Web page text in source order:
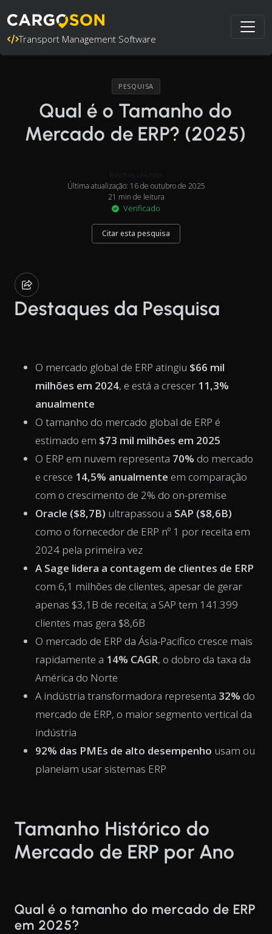
Transport Management Software
PESQUISA
Qual é o Tamanho do
Mercado de ERP? (2025)
Rasmus Leichter
Última atualização: 16 de outubro de 2025
21 min de leitura
Verificado
Citar esta pesquisa
Destaques da Pesquisa
O mercado global de ERP atingiu $66 mil
milhões em 2024, e está a crescer 11,3%
anualmente
O tamanho do mercado global de ERP é
estimado em $73 mil milhões em 2025
O ERP em nuvem representa 70% do mercado
e cresce 14,5% anualmente em comparação
com o crescimento de 2% do on-premise
Oracle ($8,7B) ultrapassou a SAP ($8,6B)
como o fornecedor de ERP nº 1 por receita em
2024 pela primeira vez
A Sage lidera a contagem de clientes de ERP
com 6,1 milhões de clientes, apesar de gerar
apenas $3,1B de receita; a SAP tem 141.399
clientes mas gera $8,6B
O mercado de ERP da Ásia-Pacífico cresce mais
rapidamente a 14% CAGR, o dobro da taxa da
América do Norte
A indústria transformadora representa 32% do
mercado de ERP, o maior segmento vertical da
indústria
92% das PMEs de alto desempenho usam ou
planeiam usar sistemas ERP
Tamanho Histórico do
Mercado de ERP por Ano
Qual é o tamanho do mercado de ERP
em 2025?